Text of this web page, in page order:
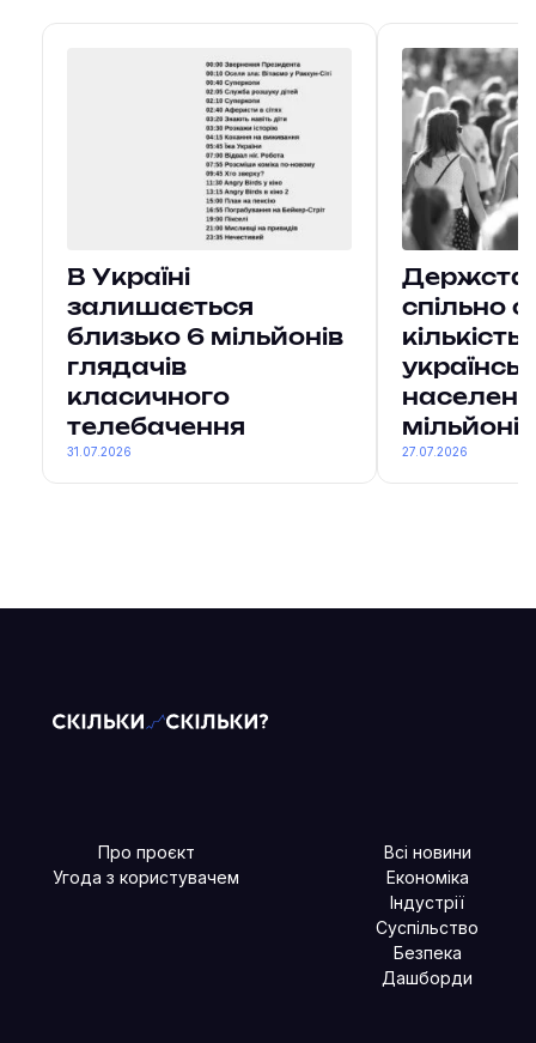
В Україні
залишається
близько 6 мільйонів
глядачів
класичного
телебачення
31.07.2026
Держстат
спільно
кількість
мільйонів
27.07.2026
Про проєкт
Угода з користувачем
Всі новини
Економіка
Індустрії
Суспільство
Безпека
Дашборди